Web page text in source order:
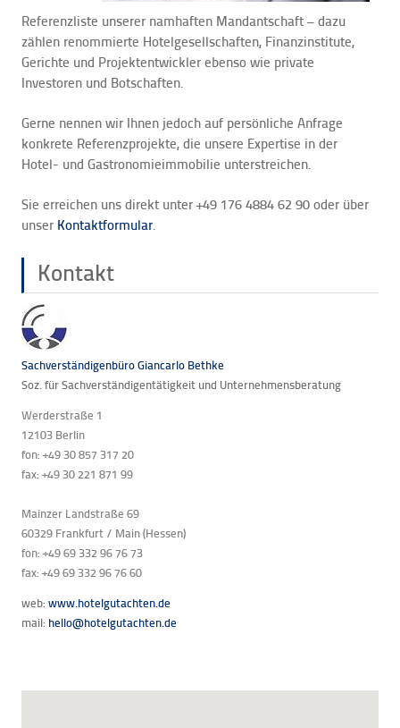
Referenzliste unserer namhaften Mandantschaft – dazu
zählen renommierte Hotelgesellschaften, Finanzinstitute,
Gerichte und Projektentwickler ebenso wie private
Investoren und Botschaften.
Gerne nennen wir Ihnen jedoch auf persönliche Anfrage
konkrete Referenzprojekte, die unsere Expertise in der
Hotel- und Gastronomieimmobilie unterstreichen.
Sie erreichen uns direkt unter +49 176 4884 62 90 oder über
unser Kontaktformular.
Kontakt
Sachverständigenbüro Giancarlo Bethke
Soz. für Sachverständigentätigkeit und Unternehmensberatung
Werderstraße 1
12103 Berlin
fon: +49 30 857 317 20
fax: +49 30 221 871 99
Mainzer Landstraße 69
60329 Frankfurt / Main (Hessen)
fon: +49 69 332 96 76 73
fax: +49 69332 96 76 60
web:www.hotelgutachten.de
mail: hello@hotelgutachten.de